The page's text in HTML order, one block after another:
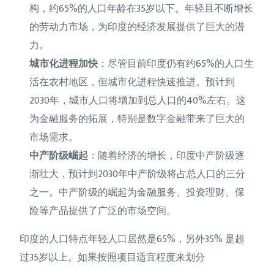
构，约65%的人口年龄在35岁以下。年轻且不断增长
的劳动力市场，为印度的经济发展提供了巨大的潜
力。
城市化进程加快：尽管目前印度仍有约65%的人口生
活在农村地区，但城市化进程快速推进。预计到
2030年，城市人口将增加到总人口的40%左右。这
为金融服务的拓展，特别是数字金融带来了巨大的
市场需求。
中产阶级崛起 ：随着经济的增长，印度中产阶级逐
渐壮大，预计到2030年中产阶级将占总人口的三分
之一。中产阶级的崛起为金融服务、投资理财、保
险等产品提供了广泛的市场空间。
印度的人口特点年轻人口居然是65%，另外35% 是超
过35岁以上。如果按照项目适宜程度来划分